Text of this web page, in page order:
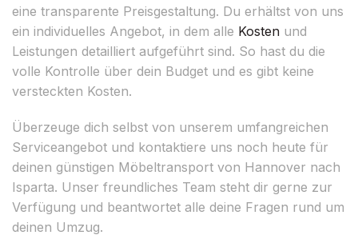
eine transparente Preisgestaltung. Du erhältst von uns
ein individuelles Angebot, in dem alle Kosten und
Leistungen detailliert aufgeführt sind. So hast du die
volle Kontrolle über dein Budget und es gibt keine
versteckten Kosten.
Überzeuge dich selbst von unserem umfangreichen
Serviceangebot und kontaktiere uns noch heute für
deinen günstigen Möbeltransport von Hannover nach
Isparta. Unser freundliches Team steht dir gerne zur
Verfügung und beantwortet alle deine Fragen rund um
deinen Umzug.